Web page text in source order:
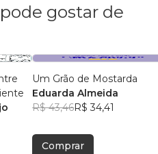
gostar de
Um Grão de Mostarda
Eduarda Almeida
R$ 43,46R$ 34,41
Comprar